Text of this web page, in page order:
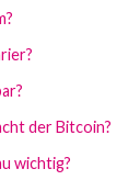
der Bitcoin?
wichtig?